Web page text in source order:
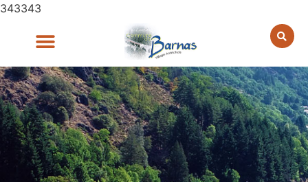
343343